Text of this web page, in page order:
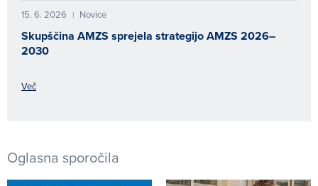
15. 6. 2026 | Novice
Skupščina AMZS sprejela strategijo AMZS 2026–
2030
Več
Oglasna sporočila